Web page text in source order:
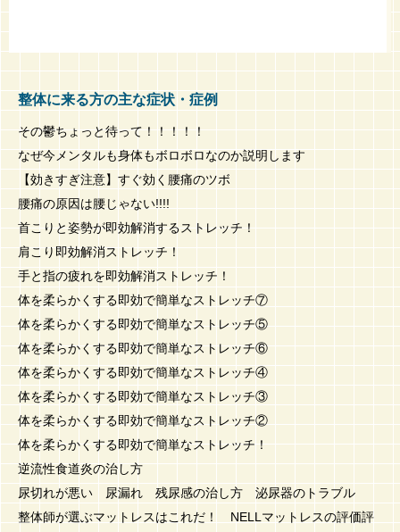
整体に来る方の主な症状・症例
その鬱ちょっと待って！！！！！
なぜ今メンタルも身体もボロボロなのか説明します
【効きすぎ注意】すぐ効く腰痛のツボ
腰痛の原因は腰じゃない!!!!
首こりと姿勢が即効解消するストレッチ！
肩こり即効解消ストレッチ！
手と指の疲れを即効解消ストレッチ！
体を柔らかくする即効で簡単なストレッチ⑦
体を柔らかくする即効で簡単なストレッチ⑤
体を柔らかくする即効で簡単なストレッチ⑥
体を柔らかくする即効で簡単なストレッチ④
体を柔らかくする即効で簡単なストレッチ③
体を柔らかくする即効で簡単なストレッチ②
体を柔らかくする即効で簡単なストレッチ！
逆流性食道炎の治し方
尿切れが悪い 尿漏れ 残尿感の治し方 泌尿器のトラブル
整体師が選ぶマットレスはこれだ！ NELLマットレスの評価評